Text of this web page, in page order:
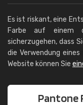
Es ist riskant, eine
Farbe auf einem
sicherzugehen, dass
die Verwendung eines
Website können Sie
Pantone